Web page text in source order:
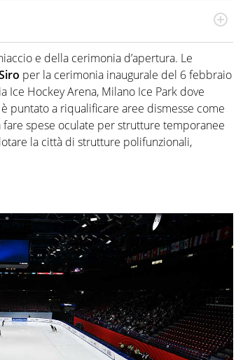
ma anche tennis, volley, basket: su
sanno che troveranno sempre copertura
di Virgilio Sport è formata da giornalisti ed
quando intercettano le notizie e le
dal basso quando creano contenuti
e della cerimonia d’apertura. Le
per la cerimonia inaugurale del 6 febbraio
Ice Hockey Arena, Milano Ice Park dove
puntato a riqualificare aree dismesse come
fare spese oculate per strutture temporanee
la città di strutture polifunzionali,